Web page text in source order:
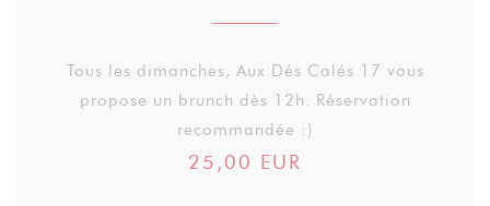
Tous les dimanches, Aux Dés Calés 17 vous
propose un brunch dès 12h. Réservation
recommandée :)
25,00 EUR